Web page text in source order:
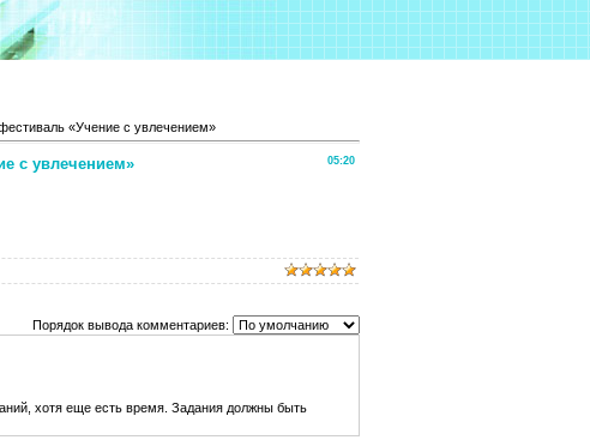
«Учение с увлечением»
05:20
с увлечением»
Порядок вывода комментариев:
хотя еще есть время. Задания должны быть